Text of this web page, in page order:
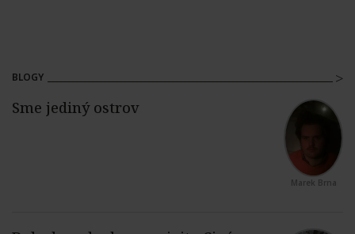
BLOGY
Marek Brna